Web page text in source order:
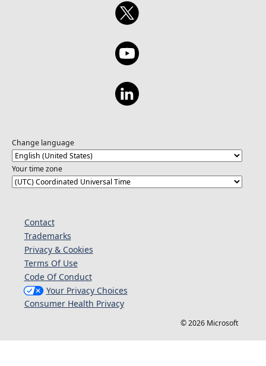
Change language
Your time zone
Contact
Trademarks
Privacy & Cookies
Terms Of Use
Code Of Conduct
Your Privacy Choices
Consumer Health Privacy
© 2026 Microsoft